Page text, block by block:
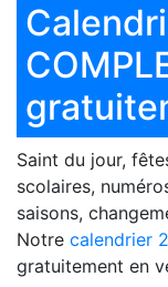
Saint du jour,
scolaires,
saisons,
Notre calendrier
gratuitement en